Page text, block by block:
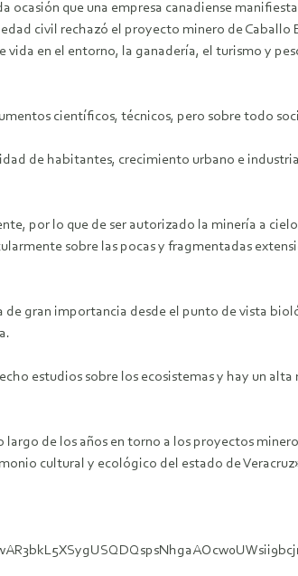
ocasión que una empresa canadiense
civil rechazó el proyecto minero de Caballo
en el entorno, la ganadería, el turismo y
científicos, técnicos, pero sobre todo
de habitantes, crecimiento urbano e
por lo que de ser autorizado la minería a
sobre las pocas y fragmentadas
gran importancia desde el punto de vista
estudios sobre los ecosistemas y hay un
de los años en torno a los proyectos
cultural y ecológico del estado de